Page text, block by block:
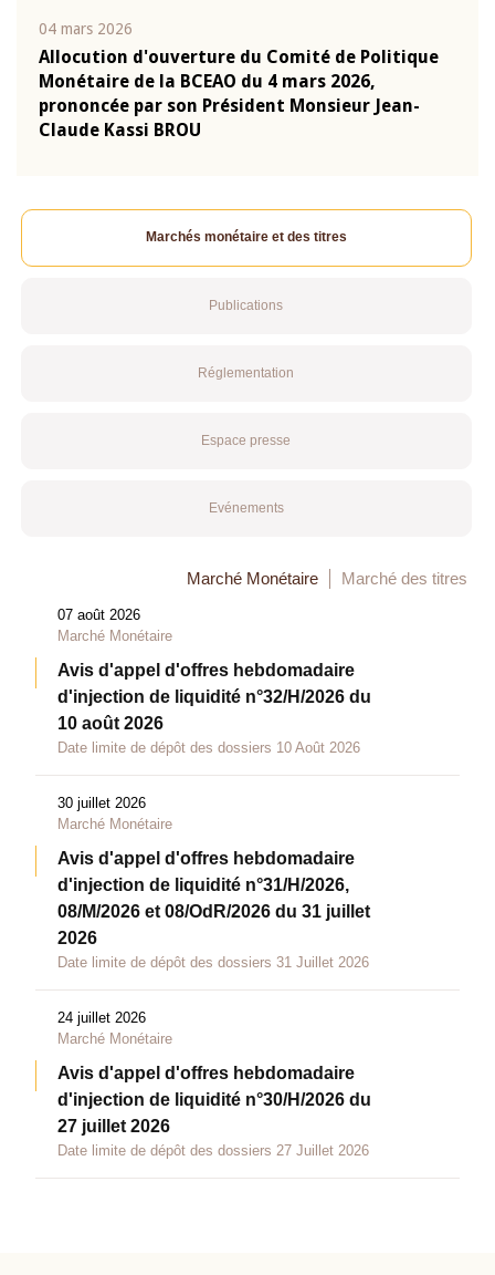
04 mars 2026
Allocution d'ouverture du Comité de Politique
Monétaire de la BCEAO du 4 mars 2026,
prononcée par son Président Monsieur Jean-
Claude Kassi BROU
Marchés monétaire et des titres
Publications
Réglementation
Espace presse
Evénements
Marché Monétaire Marché des titres
07 août 2026
Marché Monétaire
Avis d'appel d'offres hebdomadaire
d'injection de liquidité n°32/H/2026 du
10 août 2026
Date limite de dépôt des dossiers 10 Août 2026
30 juillet 2026
Marché Monétaire
Avis d'appel d'offres hebdomadaire
d'injection de liquidité n°31/H/2026,
08/M/2026 et 08/OdR/2026 du 31 juillet
2026
Date limite de dépôt des dossiers 31 Juillet 2026
24 juillet 2026
Marché Monétaire
Avis d'appel d'offres hebdomadaire
d'injection de liquidité n°30/H/2026 du
27 juillet 2026
Date limite de dépôt des dossiers 27 Juillet 2026